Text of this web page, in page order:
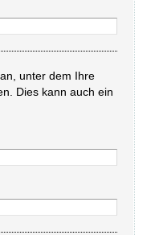
unter dem Ihre
Dies kann auch ein